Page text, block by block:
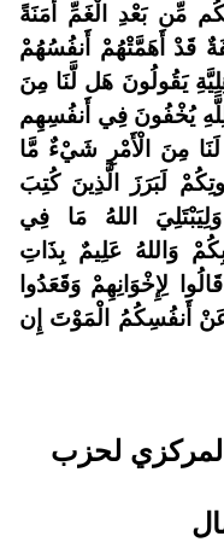
مِّن بَعْدِ الْغَمِّ أَمَنَةً
قَدْ أَهَمَّتْهُمْ أَنفُسُهُمْ
يَقُولُونَ هَل لَّنَا مِنَ
يُخْفُونَ فِي أَنفُسِهِم
مِنَ الْأَمْرِ شَيْءٌ مَّا
لَبَرَزَ الَّذِينَ كُتِبَ
اللهُ مَا فِي
وَاللهُ عَلِيمٌ بِذَاتِ
لِإِخْوَانِهِمْ وَقَعَدُوا
عَنْ أَنفُسِكُمُ الْمَوْتَ إِن
لحزب